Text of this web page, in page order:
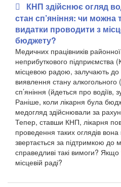
КНП здійснює огляд
стан сп’яніння: чи можна
видатки проводити з
бюджету?
Медичних працівників
неприбуткового
місцевою радою, залучають до
виявлення стану алкогольного
сп’яніння (йдеться про водіїв,
Раніше, коли лікарня була
медогляд здійснювали за
Тепер, ставши КНП, лікарня
проведення таких оглядів
звертається за підтримкою до
справедливі такі вимоги?
місцевій раді?